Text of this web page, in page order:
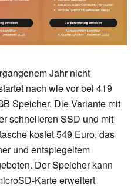
Jahr nicht
nach wie vor bei 419
Speicher. Die Variante mit
schnelleren SSD und mit
kostet 549 Euro, das
und entspiegeltem
Der Speicher kann
Karte erweitert